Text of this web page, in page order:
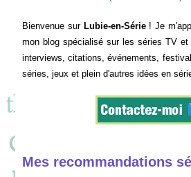
Bienvenue sur Lubie-en-Série! Je
mon blog spécialisé sur les séries TV
interviews, citations, événements,
séries, jeux et plein d'autres idées en
Mes recommandations